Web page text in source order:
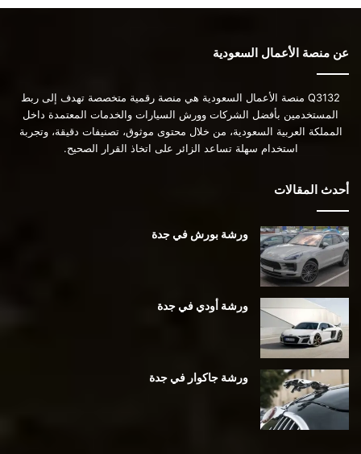
عن منصة الأعمال السعودية
Q3132 منصة الأعمال السعودية هي منصة رقمية متخصصة تهدف إلى ربط
المستخدمين بأفضل الشركات وورش السيارات والخدمات المعتمدة داخل
المملكة العربية السعودية، من خلال محتوى موثوق، تصنيفات دقيقة، وتجربة
استخدام سهلة تساعد الزائر على اتخاذ القرار الصحيح.
أحدث المقالات
ورشة بورش في جدة
ورشة أودي في جدة
ورشة جاكوار في جدة